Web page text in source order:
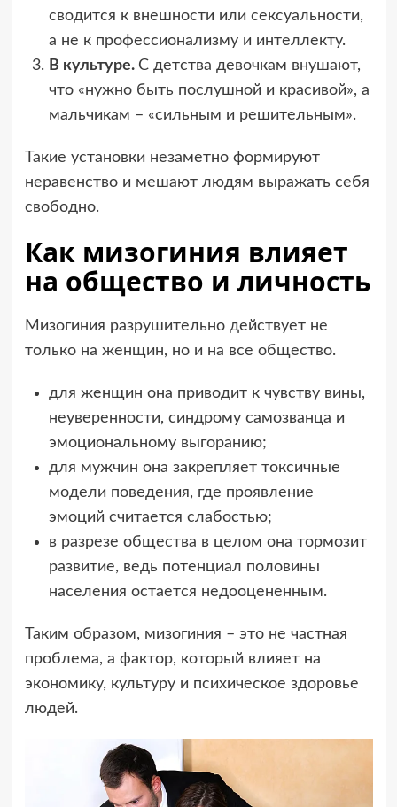
сводится к внешности или сексуальности,
а не к профессионализму и интеллектy.
В культуре. С детства девочкам внушают,
что «нужно быть послушной и красивой», а
мальчикам – «сильным и решительным».
Такие установки незаметно формируют
неравенство и мешают людям выражать себя
свободно.
Как мизогиния влияет
на общество и личность
Мизогиния разрушительно действует не
только на женщин, но и на все общество.
для женщин она приводит к чувству вины,
неуверенности, синдрому самозванца и
эмоциональному выгоранию;
для мужчин она закрепляет токсичные
модели поведения, где проявление
эмоций считается слабостью;
в разрезе общества в целом она тормозит
развитие, ведь потенциал половины
населения остается недооцененным.
Таким образом, мизогиния – это не частная
проблема, а фактор, который влияет на
экономику, культуру и психическое здоровье
людей.